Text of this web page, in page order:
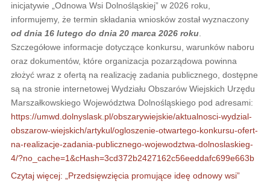
inicjatywie „Odnowa Wsi Dolnośląskiej” w 2026 roku,
informujemy, że termin składania wniosków został wyznaczony
od dnia 16 lutego do dnia 20 marca 2026 roku.
Szczegółowe informacje dotyczące konkursu, warunków naboru
oraz dokumentów, które organizacja pozarządowa powinna
złożyć wraz z ofertą na realizację zadania publicznego, dostępne
są na stronie internetowej Wydziału Obszarów Wiejskich Urzędu
Marszałkowskiego Województwa Dolnośląskiego pod adresami:
https://umwd.dolnyslask.pl/obszarywiejskie/aktualnosci-wydzial-
obszarow-wiejskich/artykul/ogloszenie-otwartego-konkursu-ofert-
na-realizacje-zadania-publicznego-wojewodztwa-dolnoslaskieg-
4/?no_cache=1&cHash=3cd372b2427162c56eeddafc699e663b
Czytaj więcej: „Przedsięwzięcia promujące ideę odnowy wsi”